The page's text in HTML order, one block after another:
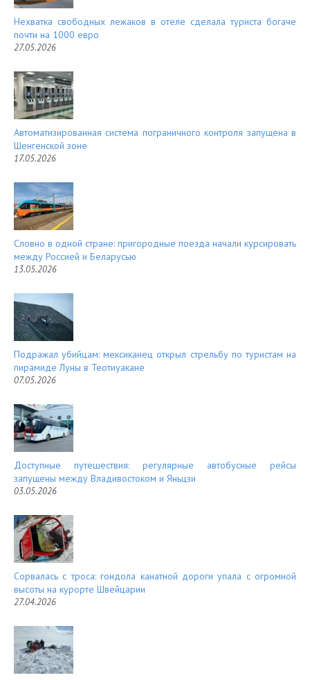
Нехватка свободных лежаков в отеле сделала туриста богаче
почти на 1000 евро
27.05.2026
Автоматизированная система пограничного контроля запущена в
Шенгенской зоне
17.05.2026
Словно в одной стране: пригородные поезда начали курсировать
между Россией и Беларусью
13.05.2026
Подражал убийцам: мексиканец открыл стрельбу по туристам на
пирамиде Луны в Теотиуакане
07.05.2026
Доступные путешествия: регулярные автобусные рейсы
запущены между Владивостоком и Яньцзи
03.05.2026
Сорвалась с троса: гондола канатной дороги упала с огромной
высоты на курорте Швейцарии
27.04.2026